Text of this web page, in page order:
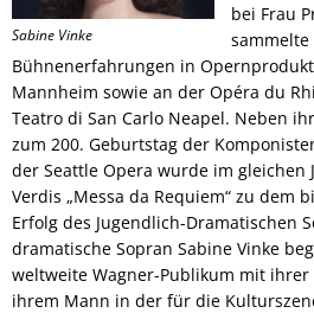
Sabine Vinke
bei Frau
sammelte
Bühnenerfahrungen in
Mannheim sowie an der Opéra du
Teatro di San Carlo Neapel. Neben
zum 200. Geburtstag der
der Seattle Opera wurde im gleichen
Verdis „Messa da Requiem“ zu dem
Erfolg des Jugendlich-Dramatischen
dramatische Sopran Sabine Vinke
weltweite Wagner-Publikum mit
ihrem Mann in der für die